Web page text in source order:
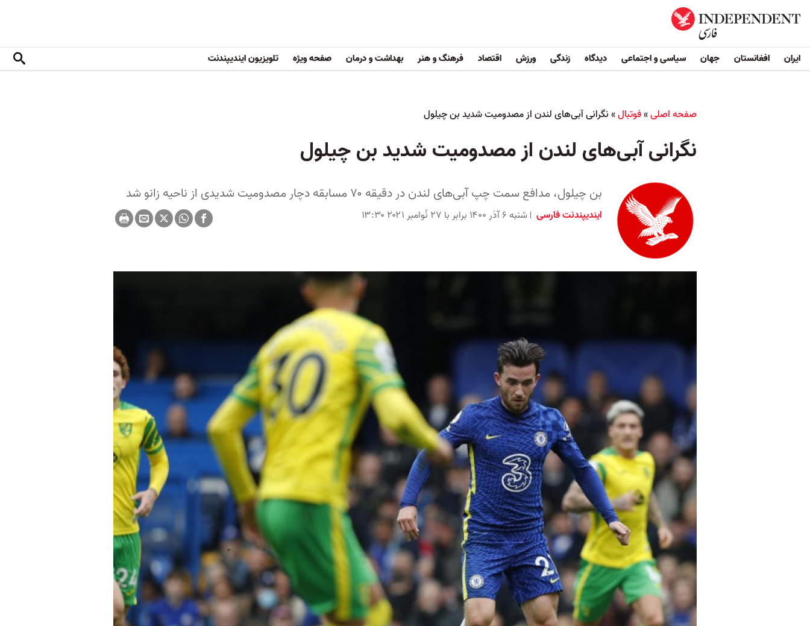
ایران افغانستان جهان سیاسی و اجتماعی دیدگاه زندگی ورزش اقتصاد فرهنگ و هنر بهداشت و درمان صفحه ویژه تلویزیون ایندیپندنت
صفحه اصلی»فوتبال»نگرانی آبی‌های لندن از مصدومیت شدید بن چیلول
نگرانی آبی‌های لندن از مصدومیت شدید بن چیلول
بن چیلول، مدافع سمت چپ آبی‌های لندن در دقیقه ۷۰ مسابقه دچار مصدومیت شدیدی از ناحیه زانو شد
ایندیپندنت فارسی شنبه ۶ آذر ۱۴۰۰ برابر با ۲۷ نُوامبر ۲۰۲۱ ۱۳:۳۰